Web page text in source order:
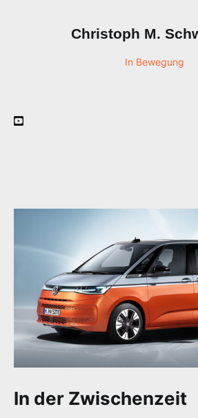
Christoph M.
In Bewegung
In der Zwischenzeit